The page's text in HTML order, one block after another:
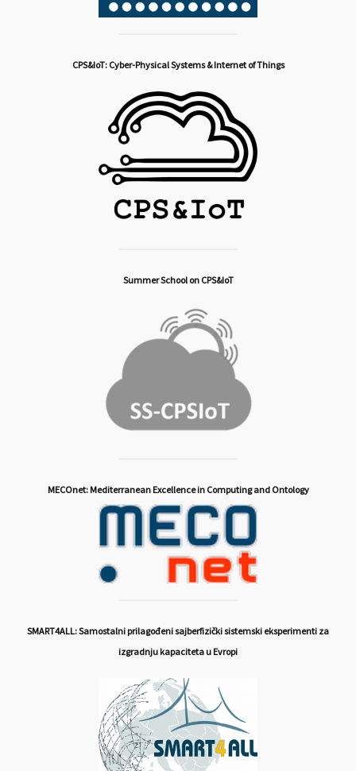
CPS&IoT: Cyber-Physical Systems & Internet of Things
Summer School on CPS&IoT
MECOnet: Mediterranean Excellence in Computing and Ontology
SMART4ALL: Samostalni prilagođeni sajberfizički sistemski eksperimenti za
izgradnju kapaciteta u Evropi